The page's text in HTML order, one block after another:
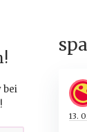
bei
13.